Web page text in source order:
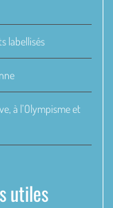
labellisés
à l’Olympisme et
utiles